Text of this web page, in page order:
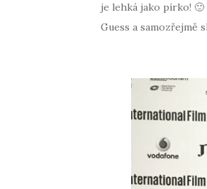
je lehká jako pírko!
Guess a samozřejmě